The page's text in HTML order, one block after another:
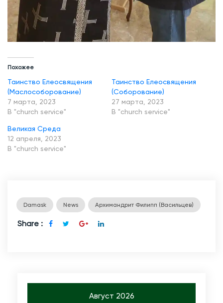
Похожее
Таинство Елеосвящения
(Маслособорование)
7 марта, 2023
В "church service"
Таинство Елеосвящения
(Соборование)
27 марта, 2023
В "church service"
Великая Среда
12 апреля, 2023
В "church service"
Damask News Архимандрит Филипп (Васильцев)
Share :
Август 2026